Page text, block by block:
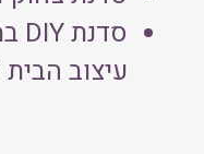
סדנתDIY
עיצוב